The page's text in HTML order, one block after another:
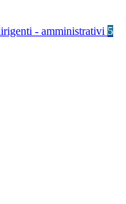
- amministrativi 5